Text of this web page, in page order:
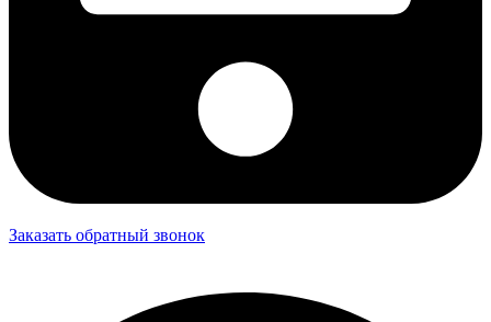
Заказать обратный звонок